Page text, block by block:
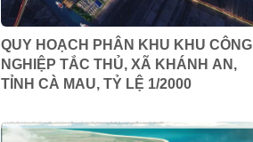
QUY HOẠCH PHÂN KHU KHU CÔNG
NGHIỆP TẮC THỦ, XÃ KHÁNH AN,
TỈNH CÀ MAU, TỶ LỆ 1/2000